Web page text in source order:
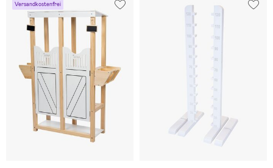
Versandkostenfrei